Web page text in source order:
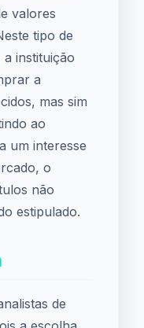
valores
tipo de
instituição
a
mas sim
ao
um interesse
o
não
estipulado.
de